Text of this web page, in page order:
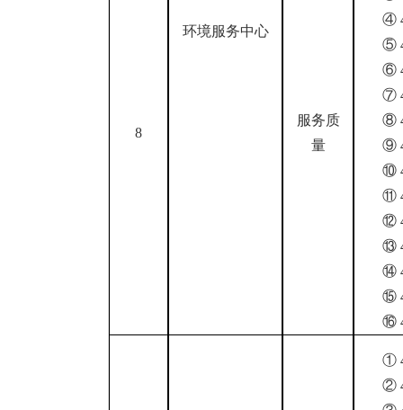
环境服务中心
8
服务质
量
④
⑤
⑥
⑦
⑧
⑨
⑩
⑪
⑫
⑬
⑭
⑮
⑯
①
②